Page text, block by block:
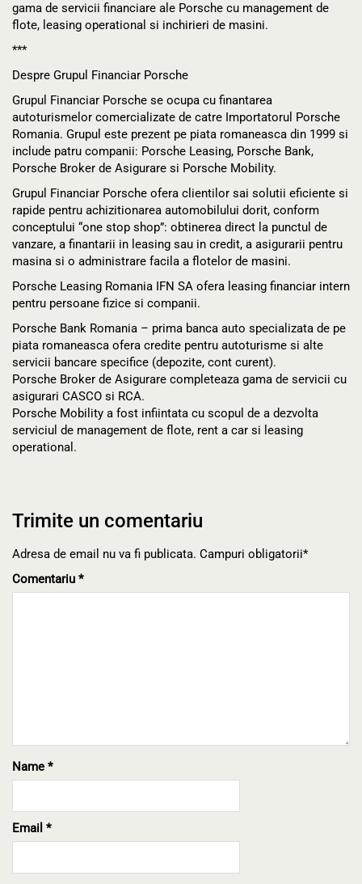
gama de servicii financiare ale Porsche cu management de
flote, leasing operational si inchirieri de masini.
***
Despre Grupul Financiar Porsche
Grupul Financiar Porsche se ocupa cu finantarea
autoturismelor comercializate de catre Importatorul Porsche
Romania. Grupul este prezent pe piata romaneasca din 1999 si
include patru companii: Porsche Leasing, Porsche Bank,
Porsche Broker de Asigurare si Porsche Mobility.
Grupul Financiar Porsche ofera clientilor sai solutii eficiente si
rapide pentru achizitionarea automobilului dorit, conform
conceptului “one stop shop”: obtinerea direct la punctul de
vanzare, a finantarii in leasing sau in credit, a asigurarii pentru
masina si o administrare facila a flotelor de masini.
Porsche Leasing Romania IFN SA ofera leasing financiar intern
pentru persoane fizice si companii.
Porsche Bank Romania – prima banca auto specializata de pe
piata romaneasca ofera credite pentru autoturisme si alte
servicii bancare specifice (depozite, cont curent).
Porsche Broker de Asigurare completeaza gama de servicii cu
asigurari CASCO si RCA.
Porsche Mobility a fost infiintata cu scopul de a dezvolta
serviciul de management de flote, rent a car si leasing
operational.
Trimite un comentariu
Adresa de email nu va fi publicata. Campuri obligatorii*
Comentariu *
Name *
Email *